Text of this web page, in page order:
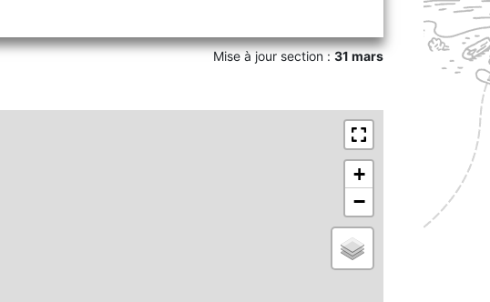
Mise à jour section :31 mars
+
−